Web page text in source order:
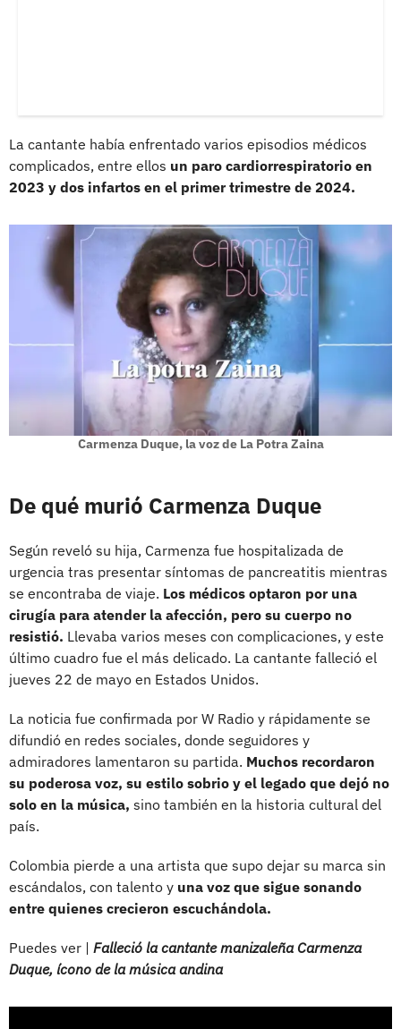
La cantante había enfrentado varios episodios médicos
complicados, entre ellos un paro cardiorrespiratorio en
2023 y dos infartos en el primer trimestre de 2024.
Carmenza Duque, la voz de La Potra Zaina
De qué murió Carmenza Duque
Según reveló su hija, Carmenza fue hospitalizada de
urgencia tras presentar síntomas de pancreatitis mientras
se encontraba de viaje. Los médicos optaron por una
cirugía para atender la afección, pero su cuerpo no
resistió. Llevaba varios meses con complicaciones, y este
último cuadro fue el más delicado. La cantante falleció el
jueves 22 de mayo en Estados Unidos.
La noticia fue confirmada por W Radio y rápidamente se
difundió en redes sociales, donde seguidores y
admiradores lamentaron su partida. Muchos recordaron
su poderosa voz, su estilo sobrio y el legado que dejó no
solo en la música, sino también en la historia cultural del
país.
Colombia pierde a una artista que supo dejar su marca sin
escándalos, con talento y una voz que sigue sonando
entre quienes crecieron escuchándola.
Puedes ver | Falleció la cantante manizaleña Carmenza
Duque, ícono de la música andina